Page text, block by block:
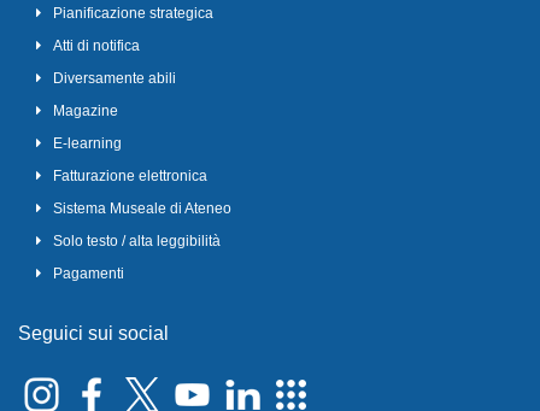
Pianificazione strategica
Atti di notifica
Diversamente abili
Magazine
E-learning
Fatturazione elettronica
Sistema Museale di Ateneo
Solo testo / alta leggibilità
Pagamenti
Seguici sui social